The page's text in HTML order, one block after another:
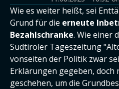
Wie es weiter heißt, sei
Grund für die erneute
Bezahlschranke. Wie einer
Südtiroler Tageszeitung
vonseiten der Politik zwar
Erklärungen gegeben, doch
geschehen, um die